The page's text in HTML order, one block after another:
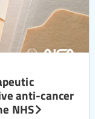
anti-cancer
NHS